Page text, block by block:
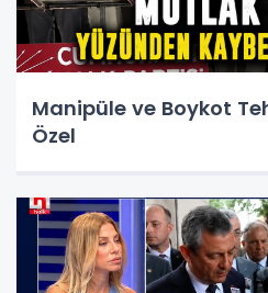
Manipüle ve Boykot
Özel